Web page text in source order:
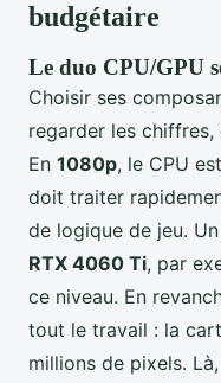
budgétaire
Le duo CPU/GPU
Choisir ses
regarder les chiffres,
En 1080p, le CPU
doit traiter
de logique de jeu. Un
RTX 4060 Ti, par
ce niveau. En
tout le travail : la
millions de pixels.